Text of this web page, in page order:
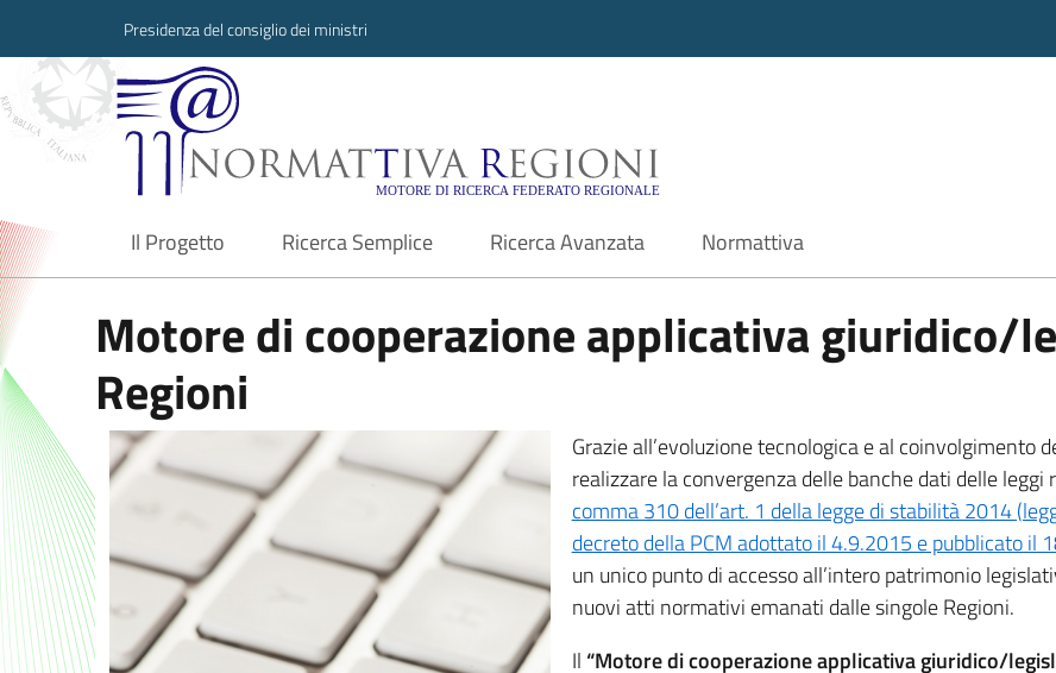
Presidenza del consiglio dei ministri
Normattiva Regioni - Motore di ricerca
Il Progetto
current Ricerca Semplice Ricerca Avanzata Normattiva
Motore di cooperazione applicativa giuridico/
Regioni
Grazie all’evoluzione tecnologica e al coinvolgimento
realizzare la convergenza delle banche dati delle
comma 310 dell’art. 1 della legge di stabilità 2014
decreto della PCM adottato il 4.9.2015 e pubblicato il
un unico punto di accesso all’intero patrimonio
nuovi atti normativi emanati dalle singole Regioni.
Il “Motore di cooperazione applicativa giuridico/